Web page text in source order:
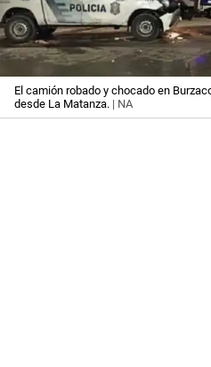
El camión robado y chocado en
desde La Matanza. | NA